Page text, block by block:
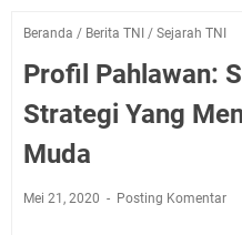
Beranda / Berita TNI / Sejarah TNI
Profil Pahlawan:
Strategi Yang
Muda
Mei 21, 2020 Posting Komentar